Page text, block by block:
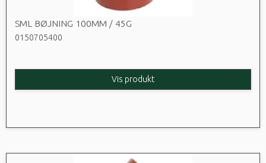
SML BØJNING 100MM / 45G
0150705400
Vis produkt